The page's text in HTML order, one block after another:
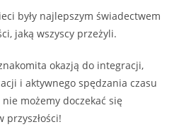
były najlepszym świadectwem
jaką wszyscy przeżyli.
okazją do integracji,
i aktywnego spędzania czasu
możemy doczekać się
przyszłości!